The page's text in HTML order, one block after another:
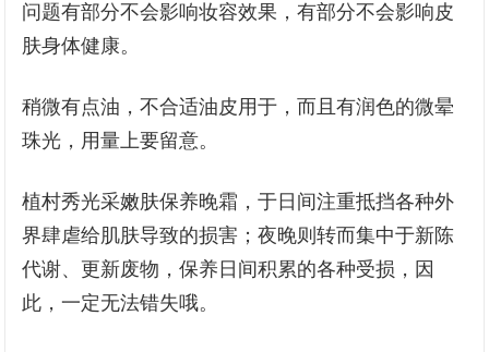
问题有部分不会影响妆容效果，有部分不会影响皮
肤身体健康。
稍微有点油，不合适油皮用于，而且有润色的微晕
珠光，用量上要留意。
植村秀光采嫩肤保养晚霜，于日间注重抵挡各种外
界肆虐给肌肤导致的损害；夜晚则转而集中于新陈
代谢、更新废物，保养日间积累的各种受损，因
此，一定无法错失哦。